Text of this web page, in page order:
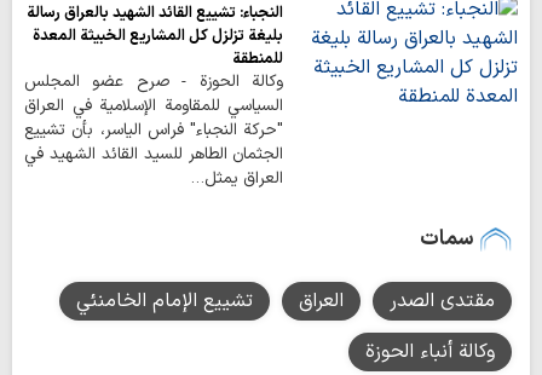
النجباء: تشييع القائد الشهيد بالعراق رسالة
بليغة تزلزل كل المشاريع الخبيثة المعدة
للمنطقة
وكالة الحوزة - صرح عضو المجلس
السياسي للمقاومة الإسلامية في العراق
"حركة النجباء" فراس الياسر، بأن تشييع
الجثمان الطاهر للسيد القائد الشهيد في
العراق يمثل…
سمات
مقتدى الصدر العراق
تشييع الإمام الخامنئي
وكالة أنباء الحوزة